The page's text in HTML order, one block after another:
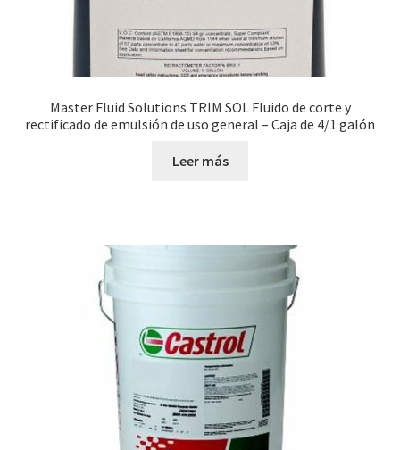
Master Fluid Solutions TRIM SOL Fluido de corte y
rectificado de emulsión de uso general – Caja de 4/1 galón
Leer más